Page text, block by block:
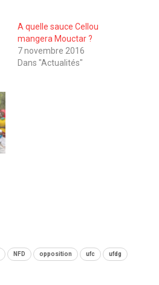
A quelle sauce Cellou
mangera Mouctar ?
7 novembre 2016
Dans "Actualités"
NFD opposition ufc ufdg